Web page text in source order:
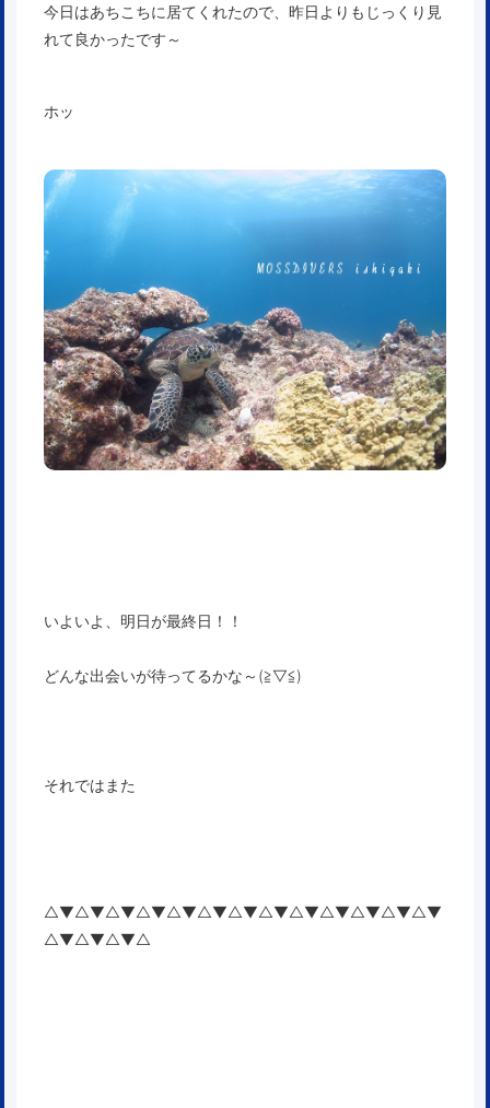
今日はあちこちに居てくれたので、昨日よりもじっくり見
れて良かったです～
ホッ
いよいよ、明日が最終日！！
どんな出会いが待ってるかな～(≧▽≦)
それではまた
△▼△▼△▼△▼△▼△▼△▼△▼△▼△▼△▼△▼△▼
△▼△▼△▼△